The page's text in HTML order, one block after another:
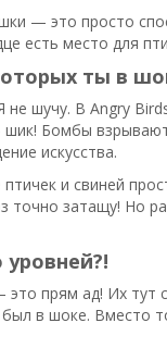
— это просто
есть место для
ты в
не шучу. В Angry
Бомбы
искусства.
и свиней
точно затащу! Но
прям ад! Их тут
в шоке. Вместо